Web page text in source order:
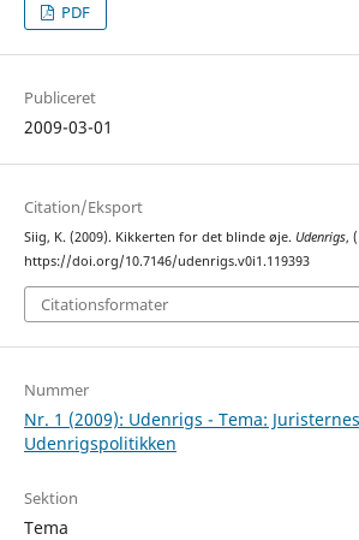
PDF
Publiceret
2009-03-01
Citation/Eksport
Siig, K. (2009). Kikkerten for det blinde øje. Udenrigs,
https://doi.org/10.7146/udenrigs.v0i1.119393
Citationsformater
Nummer
Nr. 1 (2009): Udenrigs - Tema:
Udenrigspolitikken
Sektion
Tema